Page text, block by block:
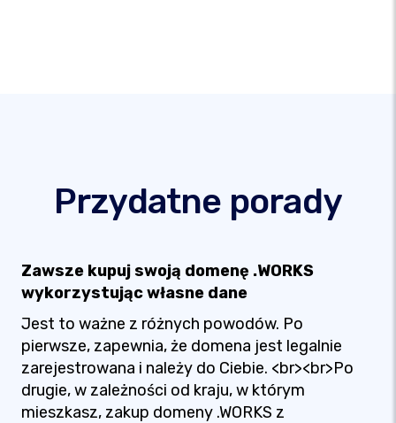
Przydatne porady
Zawsze kupuj swoją domenę .WORKS
wykorzystując własne dane
Jest to ważne z różnych powodów. Po
pierwsze, zapewnia, że domena jest legalnie
zarejestrowana i należy do Ciebie. <br><br>Po
drugie, w zależności od kraju, w którym
mieszkasz, zakup domeny .WORKS z